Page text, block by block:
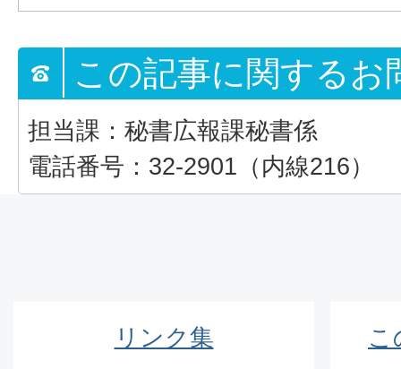
この記事に関するお
担当課：秘書広報課秘書係
電話番号：32-2901（内線216）
リンク集 こ